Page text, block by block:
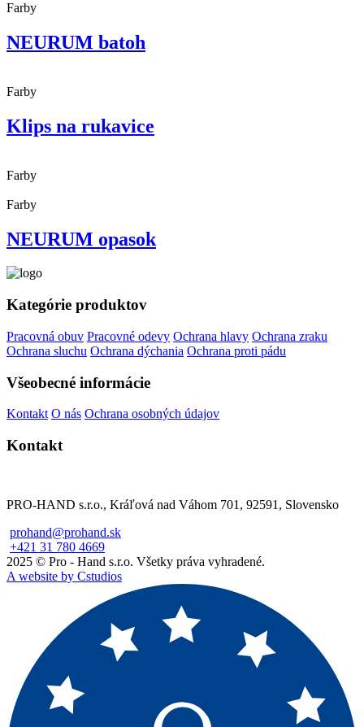
Farby
NEURUM batoh
Farby
Klips na rukavice
Farby
Farby
NEURUM opasok
Kategórie produktov
Pracovná obuv Pracovné odevy Ochrana hlavy Ochrana zraku
Ochrana sluchu Ochrana dýchania Ochrana proti pádu
Všeobecné informácie
Kontakt O nás Ochrana osobných údajov
Kontakt
PRO-HAND s.r.o., Kráľová nad Váhom 701, 92591, Slovensko
prohand@prohand.sk
+421 31 780 4669
2025 © Pro - Hand s.r.o. Všetky práva vyhradené.
A website by Cstudios